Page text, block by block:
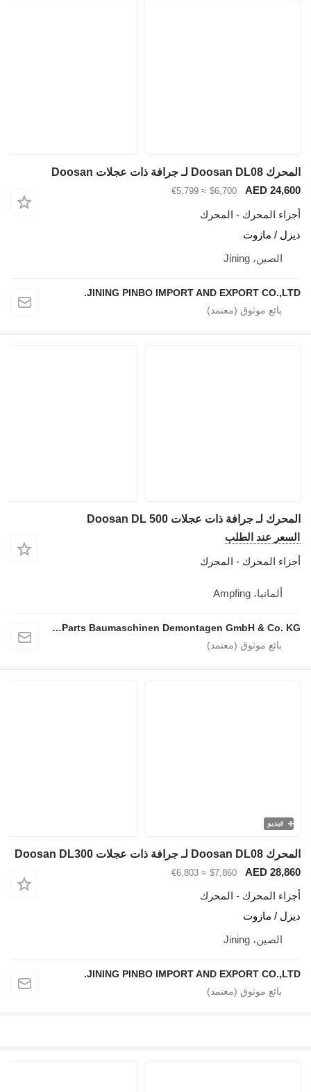
المحرك Doosan DL08 لـ جرافة ذات عجلات Doosan
AED 24,600
$6,700
≈ €5,799
أجزاء المحرك - المحرك
ديزل / مازوت
الصين، Jining
JINING PINBO IMPORT AND EXPORT CO.,LTD.
المحرك لـ جرافة ذات عجلات Doosan DL 500
السعر عند الطلب
أجزاء المحرك - المحرك
ألمانيا، Ampfing
EGC Parts Baumaschinen Demontagen GmbH & Co. KG
فيديو
المحرك Doosan DL08 لـ جرافة ذات عجلات Doosan DL300
AED 28,860
$7,860
≈ €6,803
أجزاء المحرك - المحرك
ديزل / مازوت
الصين، Jining
JINING PINBO IMPORT AND EXPORT CO.,LTD.